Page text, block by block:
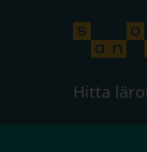
Hitta